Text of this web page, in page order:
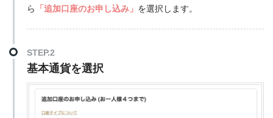
ら
「追加口座のお申し込み」 を選択します。
STEP.2
基本通貨を選択